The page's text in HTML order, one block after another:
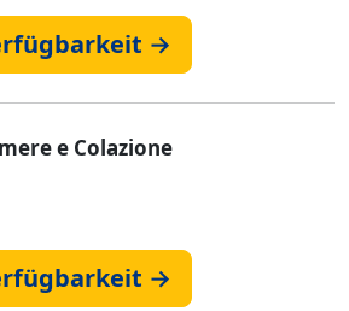
→
e Colazione
→